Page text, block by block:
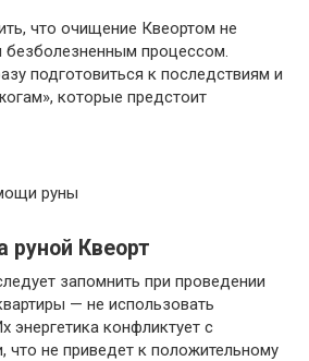
что очищение Квеортом не
безболезненным процессом.
подготовиться к последствиям и
которые предстоит
руны
Квеорт
запомнить при проведении
— не использовать
энергетика конфликтует с
что не приведет к положительному